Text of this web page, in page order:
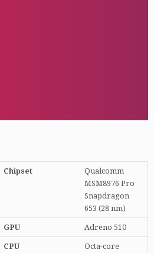
Chipset
Qualcomm
MSM8976 Pro
Snapdragon
653 (28 nm)
GPU Adreno 510
CPU
Octa-core